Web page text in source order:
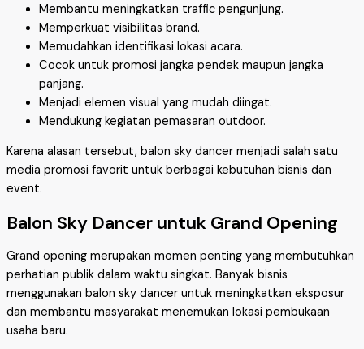
Membantu meningkatkan traffic pengunjung.
Memperkuat visibilitas brand.
Memudahkan identifikasi lokasi acara.
Cocok untuk promosi jangka pendek maupun jangka
panjang.
Menjadi elemen visual yang mudah diingat.
Mendukung kegiatan pemasaran outdoor.
Karena alasan tersebut, balon sky dancer menjadi salah satu
media promosi favorit untuk berbagai kebutuhan bisnis dan
event.
Balon Sky Dancer untuk Grand Opening
Grand opening merupakan momen penting yang membutuhkan
perhatian publik dalam waktu singkat. Banyak bisnis
menggunakan balon sky dancer untuk meningkatkan eksposur
dan membantu masyarakat menemukan lokasi pembukaan
usaha baru.